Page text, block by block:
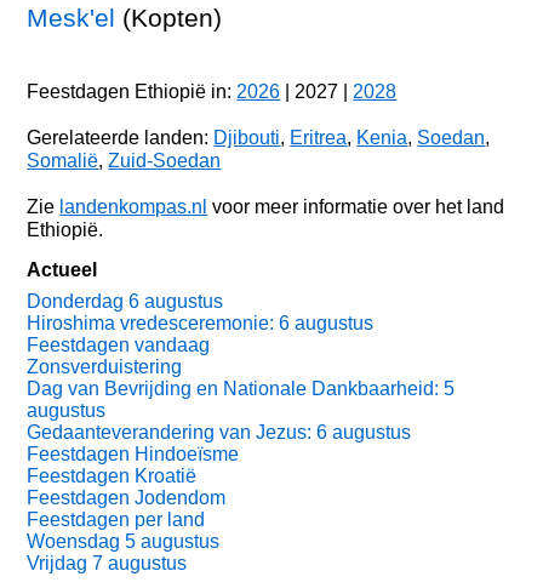
Mesk'el (Kopten)
Feestdagen Ethiopië in: 2026 | 2027 | 2028
Gerelateerde landen: Djibouti, Eritrea, Kenia, Soedan,
Somalië,Zuid-Soedan
Zie landenkompas.nl voor meer informatie over het land
Ethiopië.
Actueel
Donderdag 6 augustus
Hiroshima vredesceremonie: 6 augustus
Feestdagen vandaag
Zonsverduistering
Dag van Bevrijding en Nationale Dankbaarheid: 5
augustus
Gedaanteverandering van Jezus: 6 augustus
Feestdagen Hindoeïsme
Feestdagen Kroatië
Feestdagen Jodendom
Feestdagen per land
Woensdag 5 augustus
Vrijdag 7 augustus